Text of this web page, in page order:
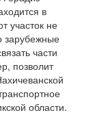
в
участок не
зарубежные
части
позволит
области.